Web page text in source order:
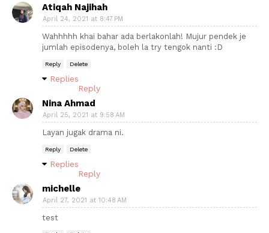
Atiqah Najihah
April 24, 2021 at 8:47 PM
Wahhhhh khai bahar ada berlakonlah! Mujur pendek je
jumlah episodenya, boleh la try tengok nanti :D
Reply Delete
Replies
Reply
Nina Ahmad
April 25, 2021 at 9:58 AM
Layan jugak drama ni.
Reply Delete
Replies
Reply
michelle
April 27, 2021 at 10:48 AM
test